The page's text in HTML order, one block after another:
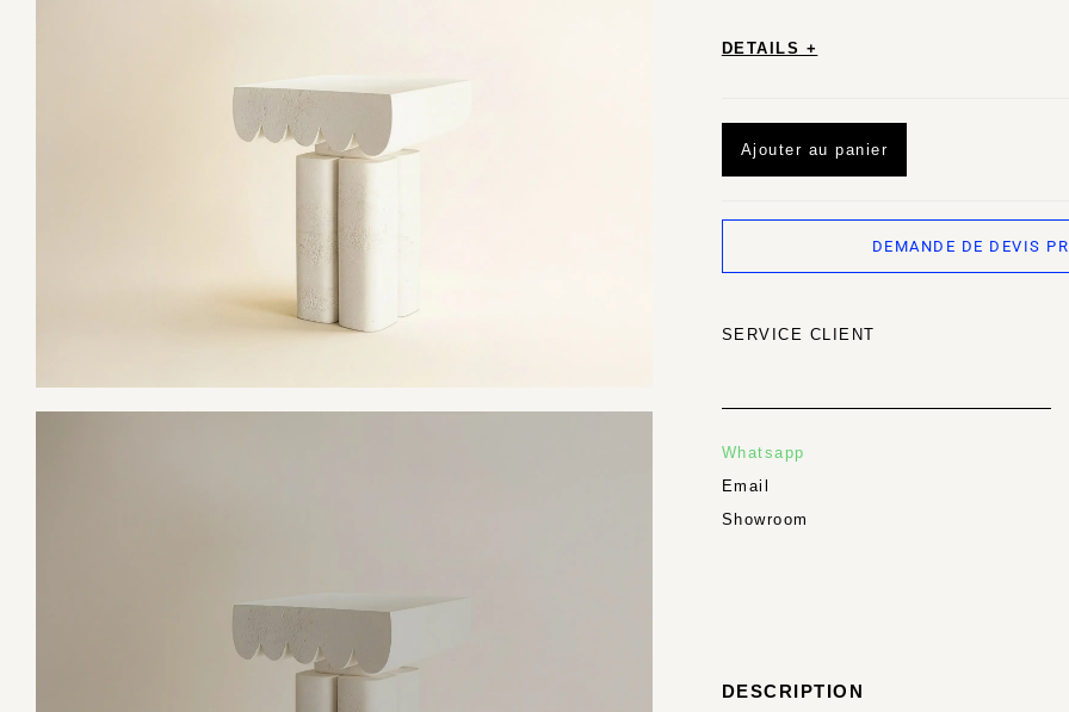
DETAILS +
Ajouter au panier
DEMANDE DE DEVIS
SERVICE CLIENT
Whatsapp
Email
Showroom
DESCRIPTION